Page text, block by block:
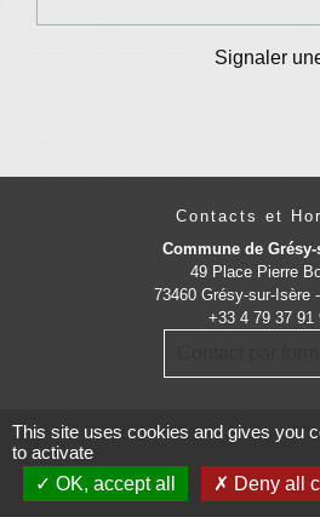
Signaler
Contacts et
Commune de
49 Place Pierre
73460 Grésy-sur-Isère
+33 4 79 37 91
This site uses cookies and gives you
to activate
OK, accept all
Deny all